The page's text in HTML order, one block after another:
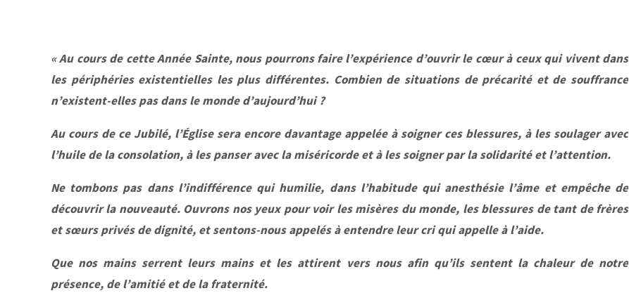
« Au cours de cette Année Sainte, nous pourrons faire l’expérience d’ouvrir le cœur à ceux qui vivent dans
les périphéries existentielles les plus différentes. Combien de situations de précarité et de souffrance
n’existent-elles pas dans le monde d’aujourd’hui ?
Au cours de ce Jubilé, l’Église sera encore davantage appelée à soigner ces blessures, à les soulager avec
l’huile de la consolation, à les panser avec la miséricorde et à les soigner par la solidarité et l’attention.
Ne tombons pas dans l’indifférence qui humilie, dans l’habitude qui anesthésie l’âme et empêche de
découvrir la nouveauté. Ouvrons nos yeux pour voir les misères du monde, les blessures de tant de frères
et sœurs privés de dignité, et sentons-nous appelés à entendre leur cri qui appelle à l’aide.
Que nos mains serrent leurs mains et les attirent vers nous afin qu’ils sentent la chaleur de notre
présence, de l’amitié et de la fraternité.